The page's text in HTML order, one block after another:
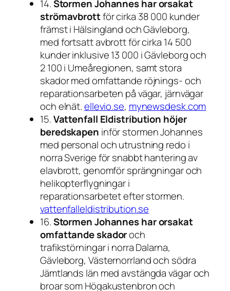
14.Stormen Johannes har orsakat
strömavbrottför cirka 38 000 kunder
främst i Hälsingland och Gävleborg,
med fortsatt avbrott för cirka 14 500
kunder inklusive 13 000 i Gävleborg och
2 100 i Umeåregionen, samt stora
skador med omfattande röjnings- och
reparationsarbeten på vägar, järnvägar
och elnät.ellevio.se, mynewsdesk.com
15.Vattenfall Eldistribution höjer
beredskapen inför stormen Johannes
med personal och utrustning redo i
norra Sverige för snabbt hantering av
elavbrott, genomför sprängningar och
helikopterflygningar i
reparationsarbetet efter stormen.
vattenfalleldistribution.se
16.Stormen Johannes har orsakat
omfattande skadoroch
trafikstörningar i norra Dalarna,
Gävleborg, Västernorrland och södra
Jämtlands län med avstängda vägar och
broar som Högakustenbron och